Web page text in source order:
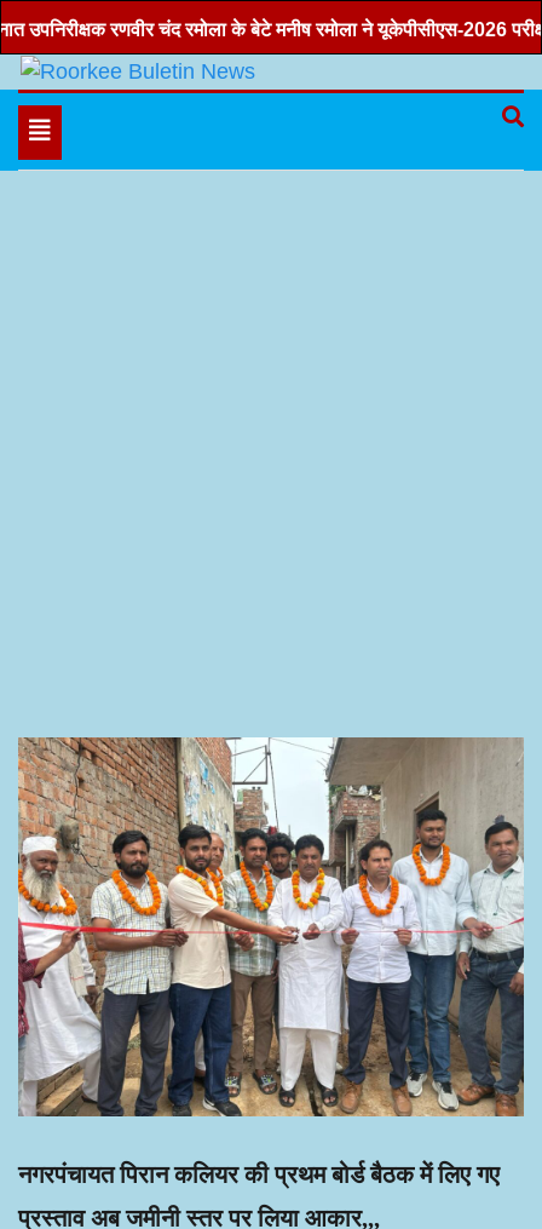
to
content
रणवीर चंद रमोला के बेटे मनीष रमोला ने यूकेपीसीएस-2026 परीक्षा में
Roorkee Buletin News
Hindi news, roorkee news, Uttarakhand news
Toggle
navigation
नगरपंचायत पिरान कलियर की प्रथम बोर्ड बैठक में लिए गए
प्रस्ताव अब जमीनी स्तर पर लिया आकार,,,